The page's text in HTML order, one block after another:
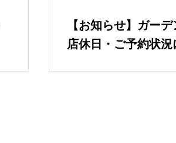
【お知らせ】ガー
店休日・ご予約状況